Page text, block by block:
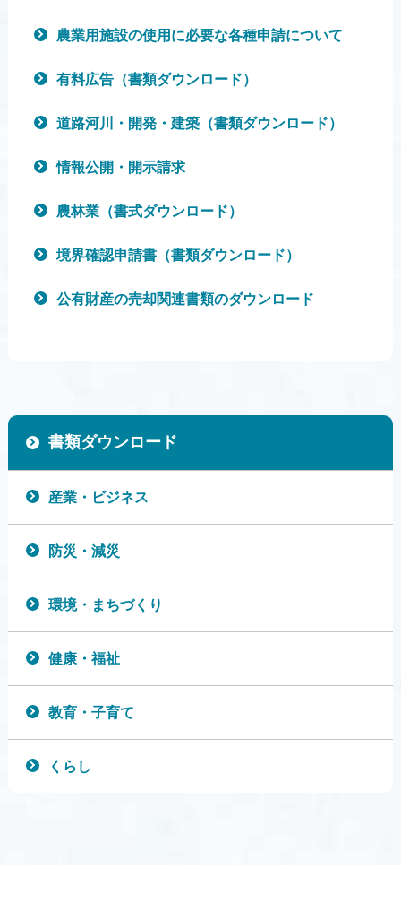
農業用施設の使用に必要な各種申請について
有料広告（書類ダウンロード）
道路河川・開発・建築（書類ダウンロード）
情報公開・開示請求
農林業（書式ダウンロード）
境界確認申請書（書類ダウンロード）
公有財産の売却関連書類のダウンロード
書類ダウンロード
産業・ビジネス
防災・減災
環境・まちづくり
健康・福祉
教育・子育て
くらし